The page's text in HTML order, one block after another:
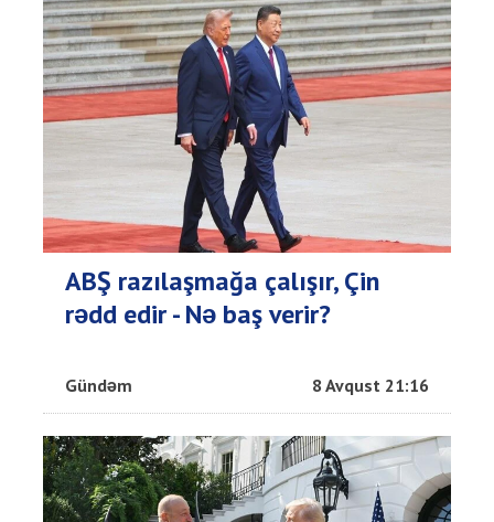
ABŞ razılaşmağa çalışır, Çin
rədd edir - Nə baş verir?
Gündəm 8 Avqust 21:16